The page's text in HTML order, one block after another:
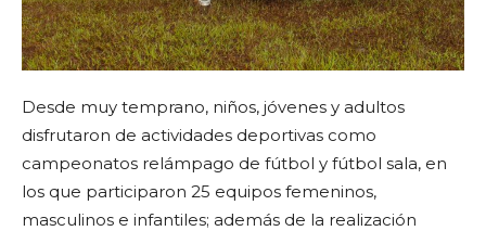
Desde muy temprano, niños, jóvenes y adultos
disfrutaron de actividades deportivas como
campeonatos relámpago de fútbol y fútbol sala, en
los que participaron 25 equipos femeninos,
masculinos e infantiles; además de la realización